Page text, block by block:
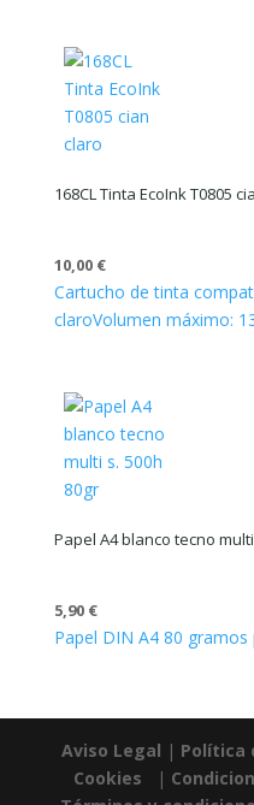
168CL Tinta EcoInk T0805
10,00 €
Cartucho de tinta
claroVolumen máximo:
Papel A4 blanco tecno
5,90 €
Papel DIN A4 80
Aviso Legal | Política
Cookies |